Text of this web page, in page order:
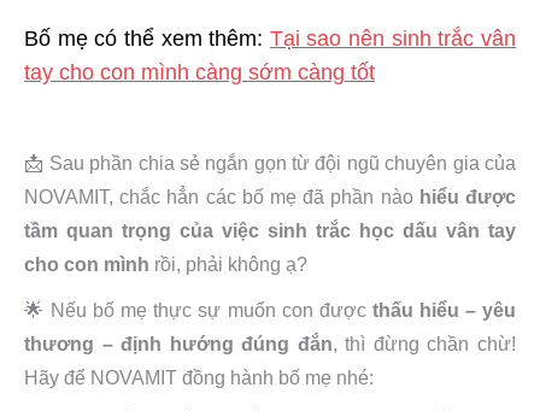
Bố mẹ có thể xem thêm: Tại sao nên sinh trắc vân
tay cho con mình càng sớm càng tốt
📩 Sau phần chia sẻ ngắn gọn từ đội ngũ chuyên gia của
NOVAMIT, chắc hẳn các bố mẹ đã phần nào hiểu được
tầm quan trọng của việc sinh trắc học dấu vân tay
cho con mình rồi, phải không ạ?
🌟 Nếu bố mẹ thực sự muốn con được thấu hiểu – yêu
thương – định hướng đúng đắn, thì đừng chần chừ!
Hãy để NOVAMIT đồng hành bố mẹ nhé: